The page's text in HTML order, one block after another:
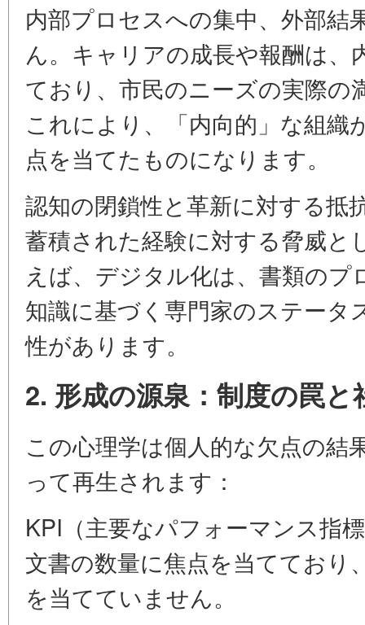
内部プロセスへの集中、外部結
ん。キャリアの成長や報酬は、
ており、市民のニーズの実際の
これにより、「内向的」な組織
点を当てたものになります。
認知の閉鎖性と革新に対する抵
蓄積された経験に対する脅威と
えば、デジタル化は、書類の
知識に基づく専門家のステータ
性があります。
2. 形成の源泉：制度の罠と
この心理学は個人的な欠点の結
って再生されます：
KPI（主要なパフォーマンス指
文書の数量に焦点を当てており
を当てていません。